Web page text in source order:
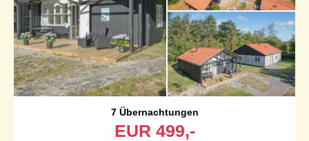
7 Übernachtungen
EUR 499,-